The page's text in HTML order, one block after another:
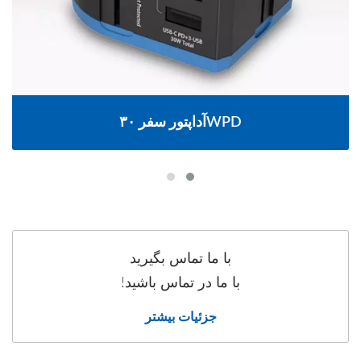
آداپتور سفر ۳۰WPD
با ما تماس بگیرید
با ما در تماس باشید!
جزئیات بیشتر